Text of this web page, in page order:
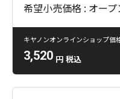
希望小売価格 : オー
キヤノンオンラインショップ価
3,520 円 税込